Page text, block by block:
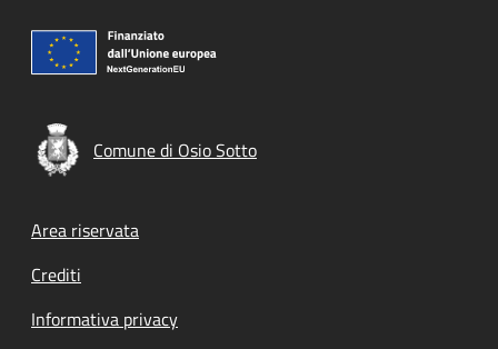
Comune di Osio Sotto
Footer menu
Area riservata
Crediti
Informativa privacy